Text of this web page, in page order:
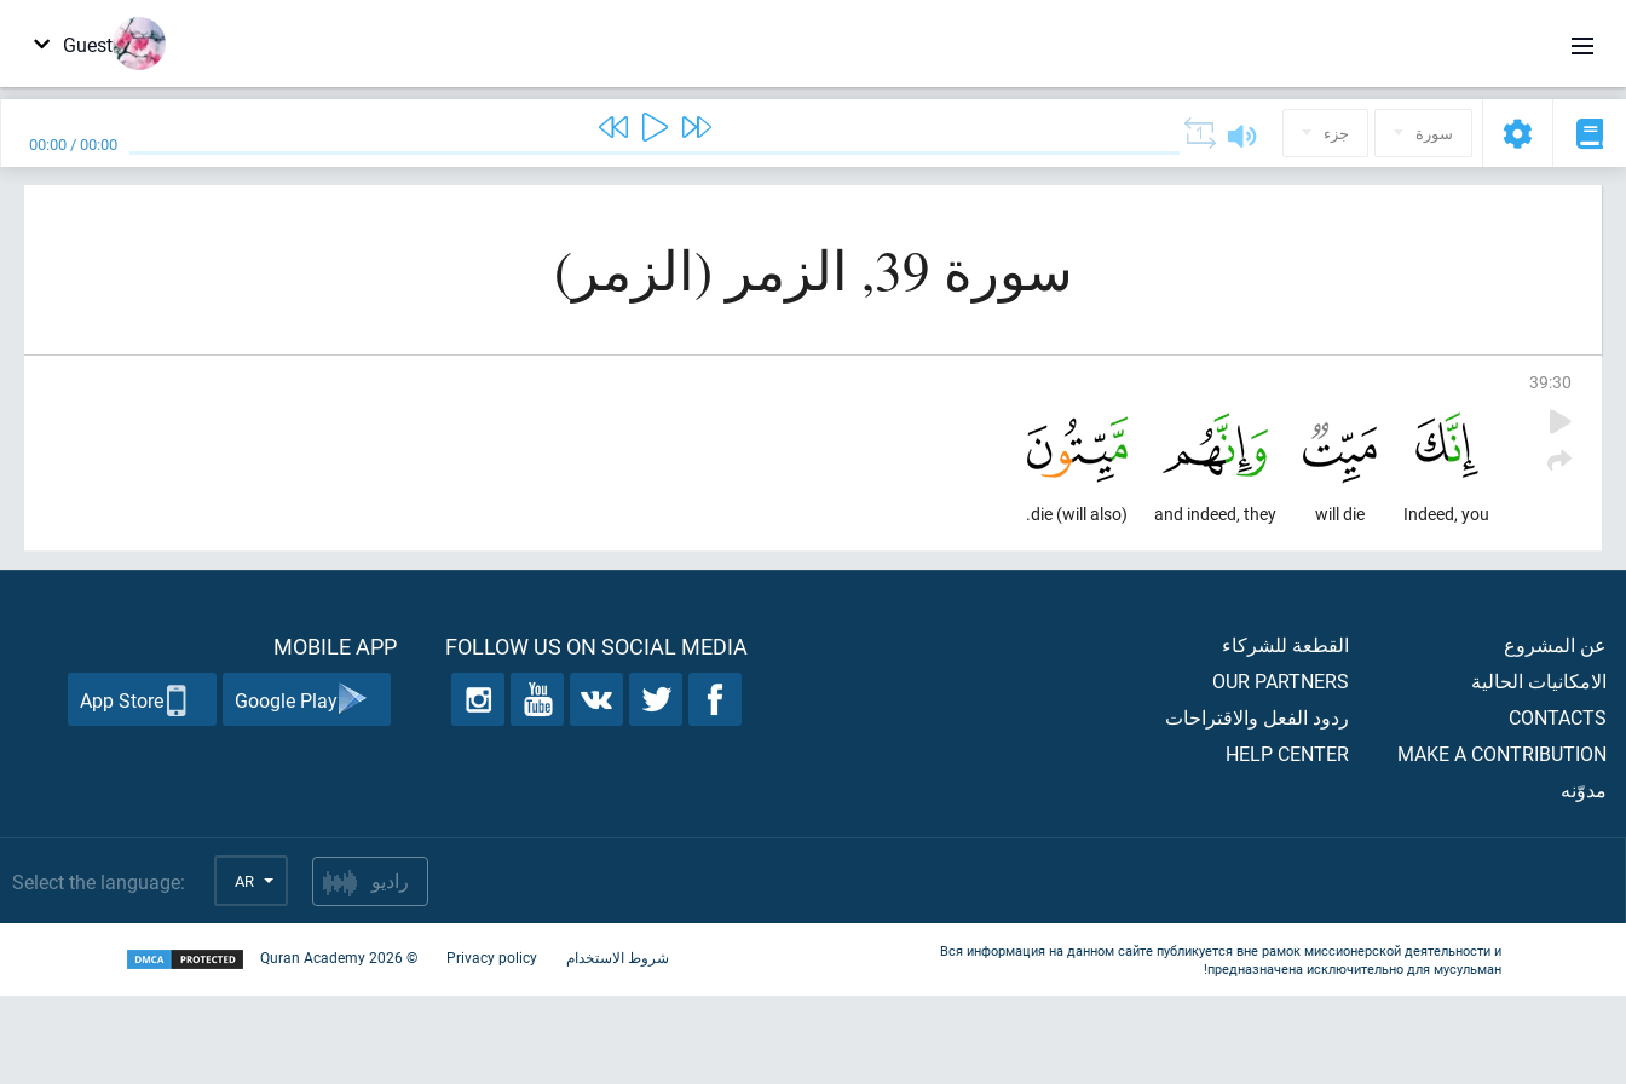
Guest
سورة جزء 00:00 /00:00
سورة 39, الزمر (الزمر)
39:30
Indeed, you
will die
and indeed, they
(will also) die.
عن المشروع
الامكانيات الحالية
CONTACTS
MAKE A CONTRIBUTION
مدوّنه
القطعة للشركاء
OUR PARTNERS
ردود الفعل والاقتراحات
HELP CENTER
FOLLOW US ON SOCIAL MEDIA
MOBILE APP
Google Play
App Store
Select the language: AR راديو
Вся информация на данном сайте публикуется вне рамок миссионерской деятельности и
предназначена исключительно для мусульман!
شروط الاستخدام Privacy policy
©
2026